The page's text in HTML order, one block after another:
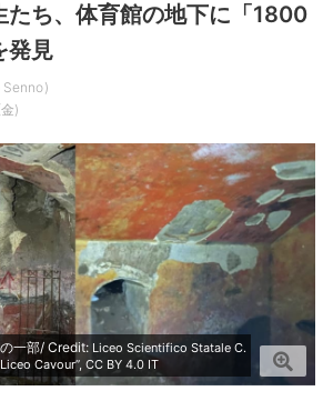
たち、体育館の地下に「1800
発見
Senno
)
一部/ Credit: Liceo Scientifico Statale C.
Cavour”, CC BY 4.0 IT